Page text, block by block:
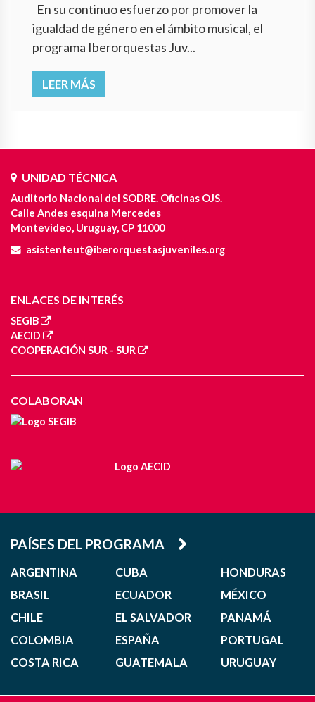
En su continuo esfuerzo por promover la
igualdad de género en el ámbito musical, el
programa Iberorquestas Juv...
LEER MÁS
UNIDAD TÉCNICA
Auditorio Nacional del SODRE. Oficinas OJS.
Calle Andes esquina Mercedes
Montevideo, Uruguay, CP 11000
asistenteut@iberorquestasjuveniles.org
ENLACES DE INTERÉS
SEGIB
AECID
COOPERACIÓN SUR - SUR
COLABORAN
PAÍSES DEL PROGRAMA
ARGENTINA
BRASIL
CHILE
COLOMBIA
COSTA RICA
CUBA
ECUADOR
EL SALVADOR
ESPAÑA
GUATEMALA
HONDURAS
MÉXICO
PANAMÁ
PORTUGAL
URUGUAY